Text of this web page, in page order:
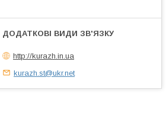
http://kurazh.in.ua
kurazh.st@ukr.net